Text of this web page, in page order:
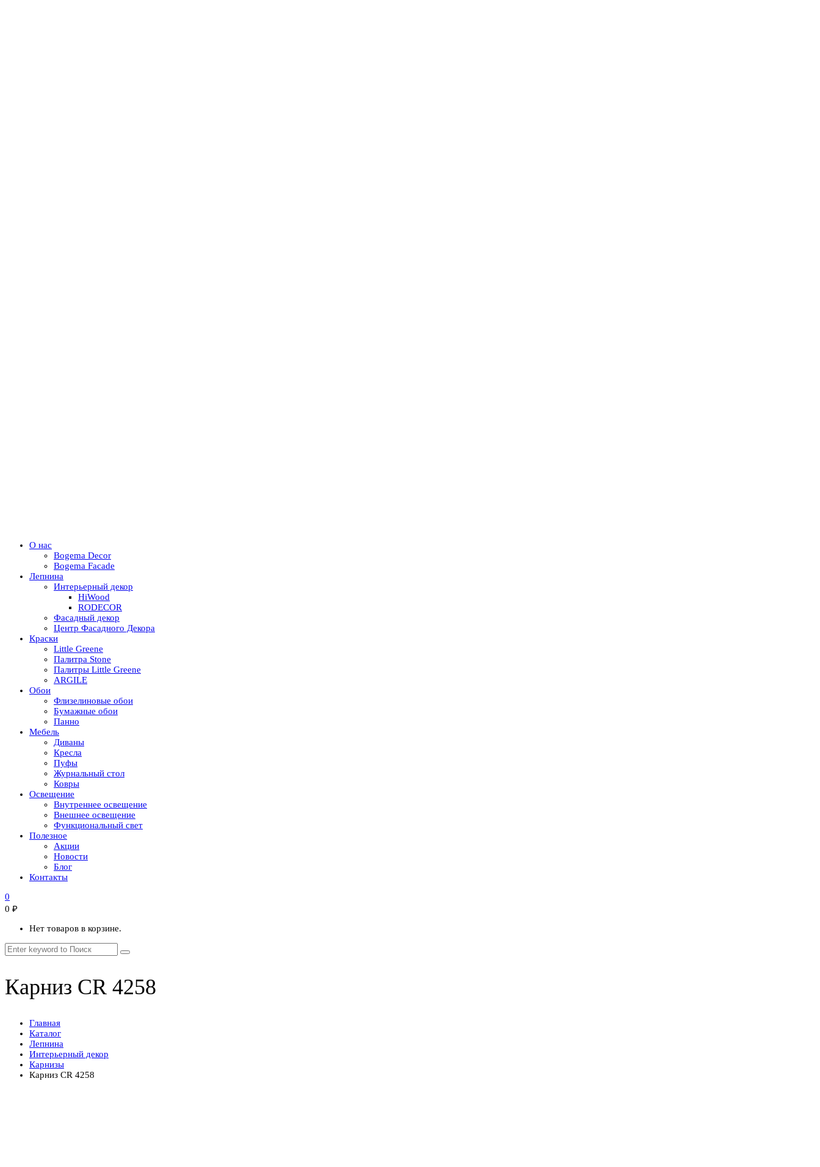
О нас
Bogema Decor
Bogema Facade
Лепнина
Интерьерный декор
HiWood
RODECOR
Фасадный декор
Центр Фасадного Декора
Краски
Little Greene
Палитра Stone
Палитры Little Greene
ARGILE
Обои
Флизелиновые обои
Бумажные обои
Панно
Мебель
Диваны
Кресла
Пуфы
Журнальный стол
Ковры
Освещение
Внутреннее освещение
Внешнее освещение
Функциональный свет
Полезное
Акции
Новости
Блог
Контакты
0
0 ₽
Нет товаров в корзине.
Карниз CR 4258
Главная
Каталог
Лепнина
Интерьерный декор
Карнизы
Карниз CR 4258